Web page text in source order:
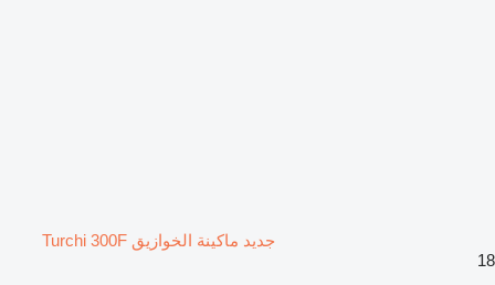
جديد ماكينة الخوازيق Turchi 300F
18